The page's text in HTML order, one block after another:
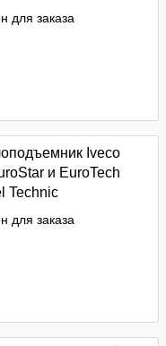
для заказа
Iveco
и EuroTech
Technic
для заказа